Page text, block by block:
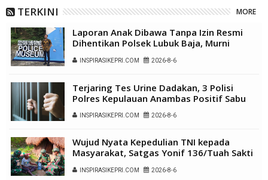
TERKINI MORE
Laporan Anak Dibawa Tanpa Izin Resmi
Dihentikan Polsek Lubuk Baja, Murni
INSPIRASIKEPRI.COM 2026-8-6
Terjaring Tes Urine Dadakan, 3 Polisi
Polres Kepulauan Anambas Positif Sabu
INSPIRASIKEPRI.COM 2026-8-6
Wujud Nyata Kepedulian TNI kepada
Masyarakat, Satgas Yonif 136/Tuah Sakti
Kalome
INSPIRASIKEPRI.COM 2026-8-6